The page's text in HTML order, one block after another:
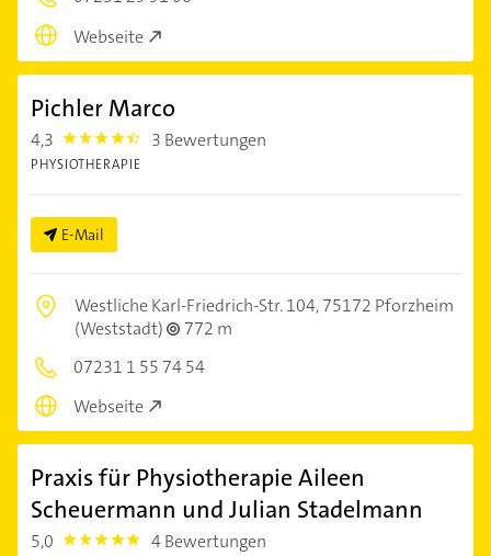
Webseite
Pichler Marco
4,3 4.3 3 Bewertungen
PHYSIOTHERAPIE
E-Mail
Westliche Karl-Friedrich-Str. 104,75172 Pforzheim
(Weststadt)
772 m
07231 1 55 74 54
Webseite
Praxis für Physiotherapie Aileen
Scheuermann und Julian Stadelmann
5,0 5.0 4 Bewertungen